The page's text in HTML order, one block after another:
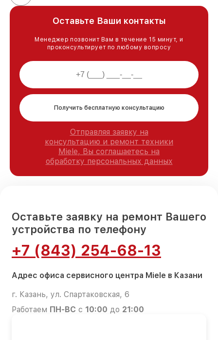
Оставьте Ваши контакты
Менеджер позвонит Вам в течение 15 минут, и
проконсультирует по любому вопросу
Получить бесплатную консультацию
Отправляя заявку на
консультацию и ремонт техники
Miele, Вы соглашаетесь на
обработку персональных данных
Оставьте заявку на ремонт Вашего
устройства по телефону
+7 (843) 254-68-13
Адрес офиса сервисного центра Miele в Казани
г. Казань, ул. Спартаковская, 6
Работаем ПН-ВС с 10:00 до 21:00